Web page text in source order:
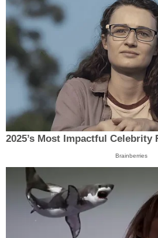
2025’s Most Impactful Celebrity
Brainberries